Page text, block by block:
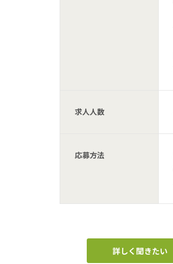
求人人数
応募方法
詳しく聞きたい